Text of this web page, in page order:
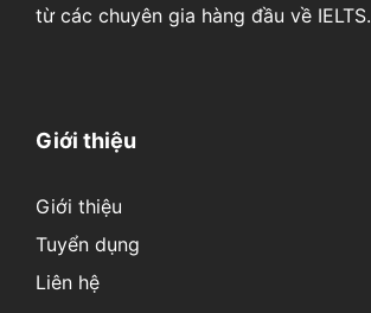
từ các chuyên gia hàng đầu về IELTS.
Giới thiệu
Giới thiệu
Tuyển dụng
Liên hệ